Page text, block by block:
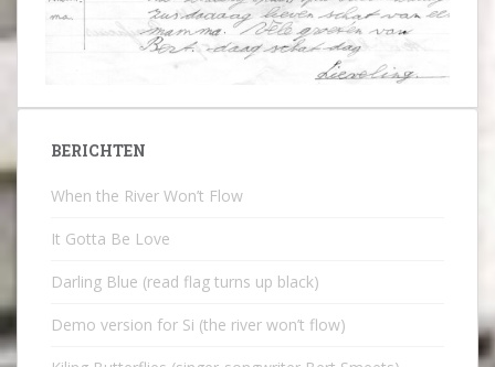
BERICHTEN
When the River Won’t Flow
It Gotta Be Love
Darling Blue (read flag turns up black)
Demo version for Si (the river won’t flow)